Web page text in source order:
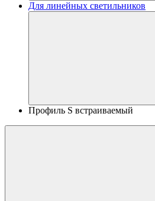
Для линейных светильников
Профиль S встраиваемый